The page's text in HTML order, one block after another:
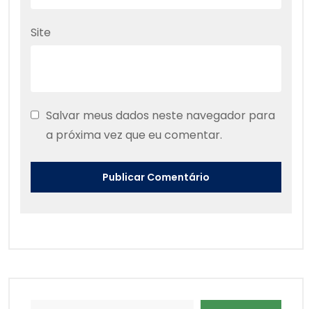
Site
Salvar meus dados neste navegador para
a próxima vez que eu comentar.